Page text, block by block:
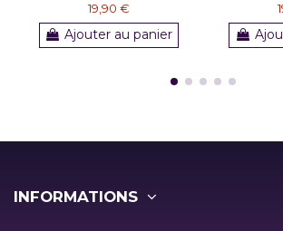
19,90 €
Ajouter au panier
INFORMATIONS